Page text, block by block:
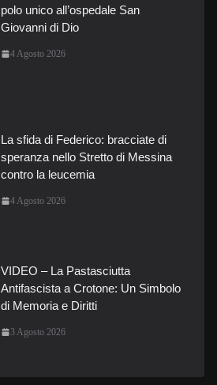
polo unico all’ospedale San
Giovanni di Dio
4 Agosto 2026
La sfida di Federico: bracciate di
speranza nello Stretto di Messina
contro la leucemia
4 Agosto 2026
VIDEO – La Pastasciutta
Antifascista a Crotone: Un Simbolo
di Memoria e Diritti
3 Agosto 2026